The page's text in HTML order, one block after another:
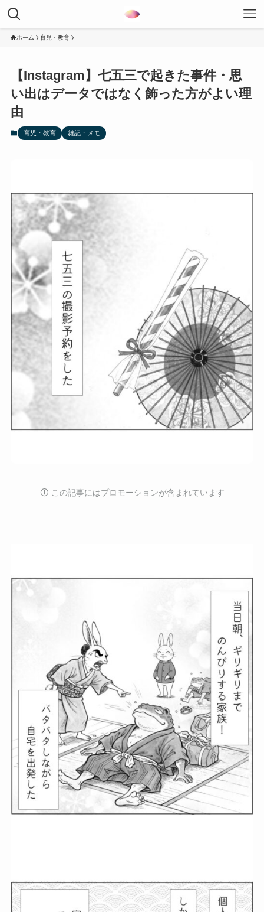
ホーム 育児・教育
【Instagram】七五三で起きた事件・思
い出はデータではなく飾った方がよい理
由
育児・教育 雑記・メモ
🛈️ この記事にはプロモーションが含まれています